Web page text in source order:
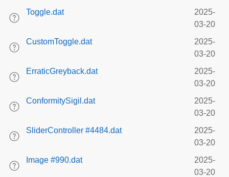
Toggle.dat
2025-
03-20
CustomToggle.dat
2025-
03-20
ErraticGreyback.dat
2025-
03-20
ConformitySigil.dat
2025-
03-20
SliderController #4484.dat
2025-
03-20
Image #990.dat
2025-
03-20